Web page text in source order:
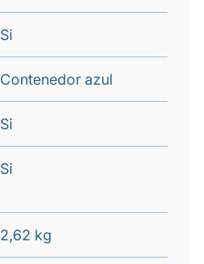
Si
Contenedor azul
Si
Si
2,62 kg